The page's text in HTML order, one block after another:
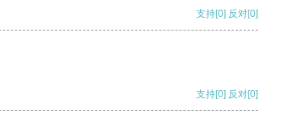
支持[0] 反对[0]
支持[0] 反对[0]